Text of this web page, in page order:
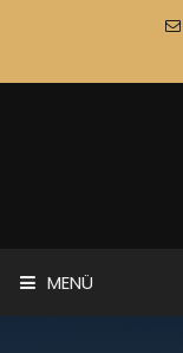
MENÜ